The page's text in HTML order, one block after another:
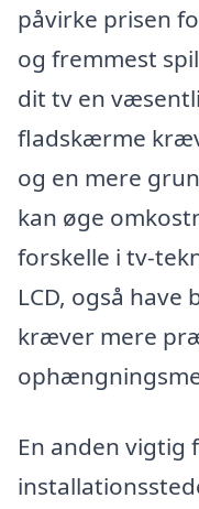
påvirke prisen
og fremmest
dit tv en
fladskærme
og en mere
kan øge
forskelle i tv-
LCD, også
kræver mere
En anden vigtig